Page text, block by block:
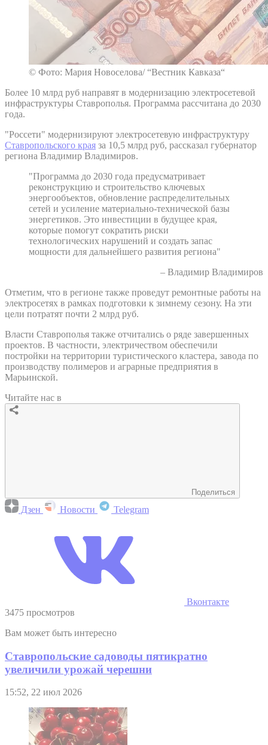
© Фото: Мария Новоселова/ “Вестник Кавказа“
Более 10 млрд руб направят в модернизацию электросетевой
инфраструктуры Ставрополья. Программа рассчитана до 2030
года.
"Россети" модернизируют электросетевую инфраструктуру
Ставропольского края за 10,5 млрд руб, рассказал губернатор
региона Владимир Владимиров.
"Программа до 2030 года предусматривает
реконструкцию и строительство ключевых
энергообъектов, обновление распределительных
сетей и усиление материально-технической базы
энергетиков. Это инвестиции в будущее края,
которые помогут сократить риски
технологических нарушений и создать запас
мощности для дальнейшего развития региона"
– Владимир Владимиров
Отметим, что в регионе также проведут ремонтные работы на
электросетях в рамках подготовки к зимнему сезону. На эти
цели потратят почти 2 млрд руб.
Власти Ставрополья также отчитались о ряде завершенных
проектов. В частности, электричеством обеспечили
постройки на территории туристического кластера, завода по
производству полимеров и аграрные предприятия в
Марьинской.
Читайте нас в
Поделиться
Дзен Новости Telegram
Вконтакте
3475 просмотров
Вам может быть интересно
Ставропольские садоводы пятикратно
увеличили урожай черешни
15:52, 22 июл 2026